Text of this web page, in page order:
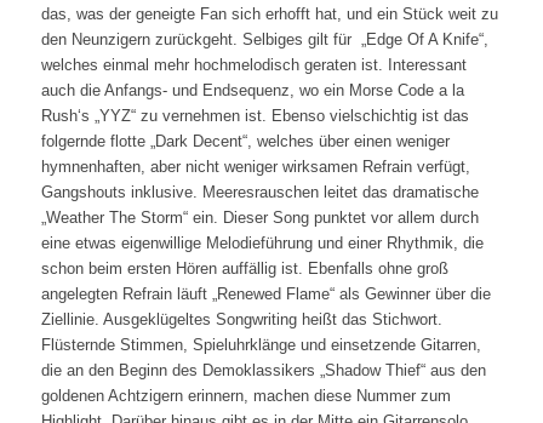
das, was der geneigte Fan sich erhofft hat, und ein Stück weit zu
den Neunzigern zurückgeht. Selbiges gilt für „Edge Of A Knife“,
welches einmal mehr hochmelodisch geraten ist. Interessant
auch die Anfangs- und Endsequenz, wo ein Morse Code a la
Rush‘s „YYZ“ zu vernehmen ist. Ebenso vielschichtig ist das
folgernde flotte „Dark Decent“, welches über einen weniger
hymnenhaften, aber nicht weniger wirksamen Refrain verfügt,
Gangshouts inklusive. Meeresrauschen leitet das dramatische
„Weather The Storm“ ein. Dieser Song punktet vor allem durch
eine etwas eigenwillige Melodieführung und einer Rhythmik, die
schon beim ersten Hören auffällig ist. Ebenfalls ohne groß
angelegten Refrain läuft „Renewed Flame“ als Gewinner über die
Ziellinie. Ausgeklügeltes Songwriting heißt das Stichwort.
Flüsternde Stimmen, Spieluhrklänge und einsetzende Gitarren,
die an den Beginn des Demoklassikers „Shadow Thief“ aus den
goldenen Achtzigern erinnern, machen diese Nummer zum